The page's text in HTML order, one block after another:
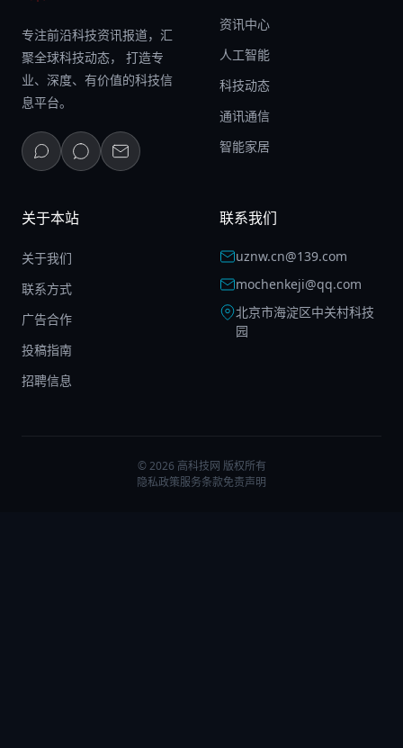
专注前沿科技资讯报道，汇
聚全球科技动态， 打造专
业、深度、有价值的科技信
息平台。
资讯中心
人工智能
科技动态
通讯通信
智能家居
关于本站
关于我们
联系方式
广告合作
投稿指南
招聘信息
联系我们
uznw.cn@139.com
mochenkeji@qq.com
北京市海淀区中关村科技
园
© 2026 高科技网 版权所有
隐私政策服务条款免责声明